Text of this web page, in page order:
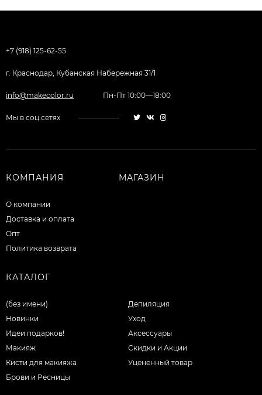
+7 (918) 125-62-55
г. Краснодар, Кубанская Набережная 31/1
info@makecolor.ru Пн-Пт 10:00—18:00
Мы в соц.сетях
КОМПАНИЯ
О компании
Доставка и оплата
Опт
Политика возврата
МАГАЗИН
КАТАЛОГ
(без имени)
Новинки
Идеи подарков!
Макияж
Кисти для макияжа
Брови и Ресницы
Депиляция
Уход
Аксессуары
Скидки и Акции
Уцененный товар